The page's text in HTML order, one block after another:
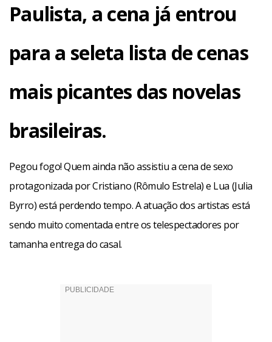
Paulista, a cena já entrou
para a seleta lista de cenas
mais picantes das novelas
brasileiras.
Pegou fogo! Quem ainda não assistiu a cena de sexo
protagonizada por Cristiano (Rômulo Estrela) e Lua (Julia
Byrro) está perdendo tempo. A atuação dos artistas está
sendo muito comentada entre os telespectadores por
tamanha entrega do casal.